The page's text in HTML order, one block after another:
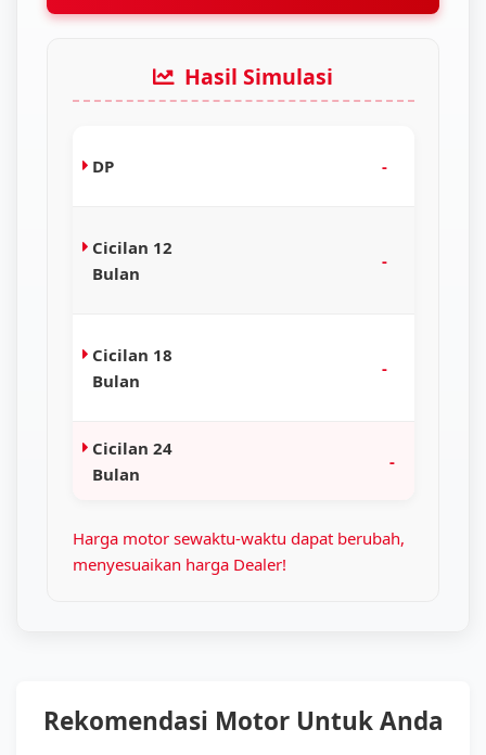
Hasil Simulasi
DP -
Cicilan 12
Bulan
-
Cicilan 18
Bulan
-
Cicilan 24
Bulan
-
Harga motor sewaktu-waktu dapat berubah,
menyesuaikan harga Dealer!
Rekomendasi Motor Untuk Anda